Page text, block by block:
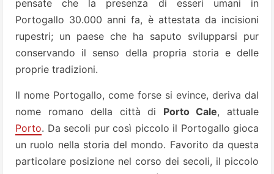
pensate che la presenza di esseri umani in
Portogallo 30.000 anni fa, è attestata da incisioni
rupestri; un paese che ha saputo svilupparsi pur
conservando il senso della propria storia e delle
proprie tradizioni.
Il nome Portogallo, come forse si evince, deriva dal
nome romano della città di Porto Cale, attuale
Porto. Da secoli pur così piccolo il Portogallo gioca
un ruolo nella storia del mondo. Favorito da questa
particolare posizione nel corso dei secoli, il piccolo